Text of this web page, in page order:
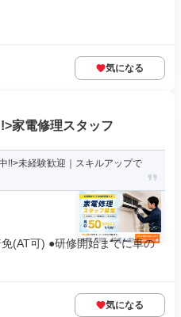
気になる
家電修理スタッフ
!!>未経験歓迎｜スキルアップで
(AT可) ●研修開始までに車の
気になる